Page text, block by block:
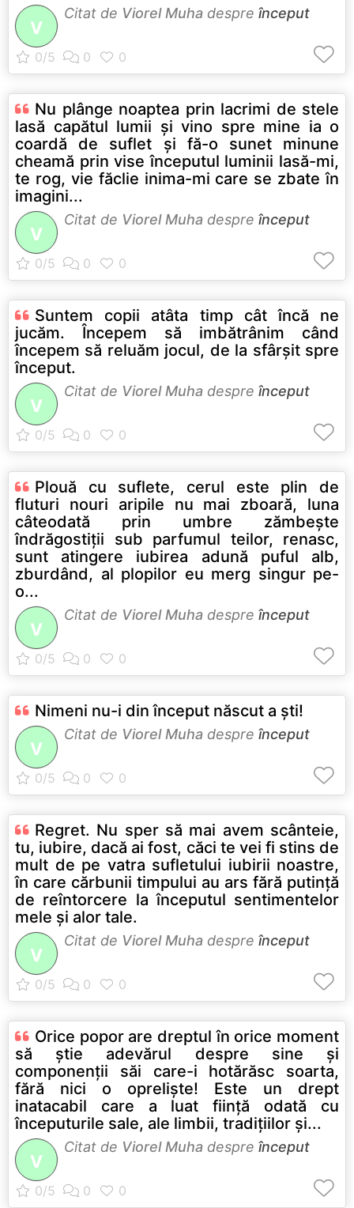
V
Citat de Viorel Muha despre început
Nu plânge noaptea prin lacrimi de stele
lasă capătul lumii şi vino spre mine ia o
coardă de suflet şi fă-o sunet minune
cheamă prin vise începutul luminii lasă-mi,
te rog, vie făclie inima-mi care se zbate în
imagini...
V
Citat de Viorel Muha despre început
Suntem copii atâta timp cât încă ne
jucăm. Începem să imbătrânim când
începem să reluăm jocul, de la sfârşit spre
început.
V
Citat de Viorel Muha despre început
Plouă cu suflete, cerul este plin de
fluturi nouri aripile nu mai zboară, luna
câteodată prin umbre zămbeşte
îndrăgostiţii sub parfumul teilor, renasc,
sunt atingere iubirea adună puful alb,
zburdând, al plopilor eu merg singur pe-
o...
V
Citat de Viorel Muha despre început
Nimeni nu-i din început născut a şti!
V
Citat de Viorel Muha despre început
Regret. Nu sper să mai avem scânteie,
tu, iubire, dacă ai fost, căci te vei fi stins de
mult de pe vatra sufletului iubirii noastre,
în care cărbunii timpului au ars fără putinţă
de reîntorcere la începutul sentimentelor
mele şi alor tale.
V
Citat de Viorel Muha despre început
Orice popor are dreptul în orice moment
să ştie adevărul despre sine şi
componenţii săi care-i hotărăsc soarta,
fără nici o oprelişte! Este un drept
inatacabil care a luat fiinţă odată cu
începuturile sale, ale limbii, tradiţiilor şi...
V
Citat de Viorel Muha despre început